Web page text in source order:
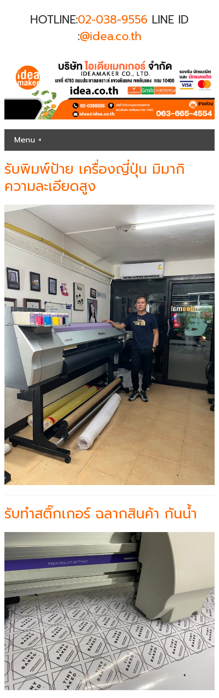
HOTLINE:02-038-9556 LINE ID
:@idea.co.th
Menu +
รับพิมพ์ป้าย เครื่องญี่ปุ่น มิมากิ
ความละเอียดสูง
รับทำสติ๊กเกอร์ ฉลากสินค้า กันน้ำ